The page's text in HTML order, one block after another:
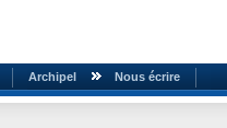
Archipel Nous écrire